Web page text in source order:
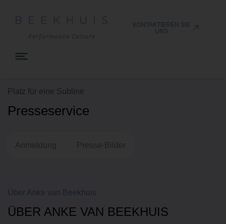
KONTAKTIEREN SIE
UNS
Platz für eine Subline
Presseservice
Anmeldung Presse-Bilder
Über Anke van Beekhuis
ÜBER ANKE VAN BEEKHUIS